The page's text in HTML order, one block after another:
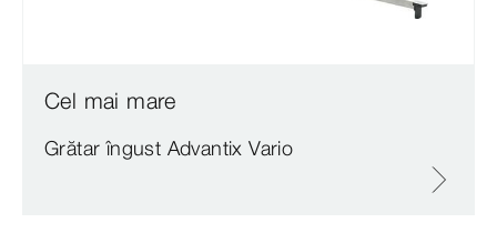
Cel mai mare
Grătar îngust Advantix Vario